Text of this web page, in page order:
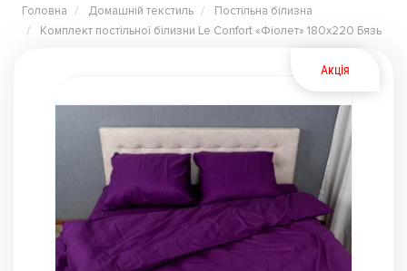
Ковдри
Подушки
Пледи
Покривала
Рушники
Наматрацники
Комплекти з ковдр, подушок і постільної білизни
Дитячі товари
Товари для дому
Головна Домашній текстиль
Постільна білизна
Комплект постільної білизни Le Confort «Фіолет» 180x220 Бязь
Акція